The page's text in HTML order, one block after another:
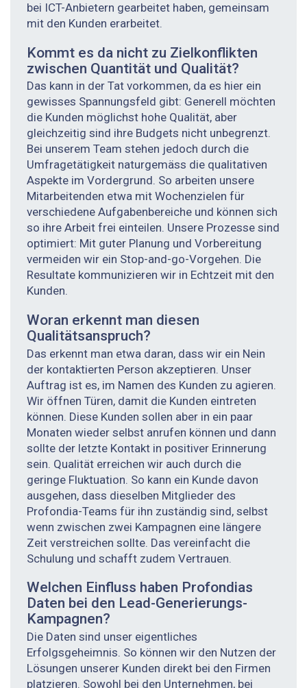
bei ICT-Anbietern gearbeitet haben, gemeinsam
mit den Kunden erarbeitet.
Kommt es da nicht zu Zielkonflikten
zwischen Quantität und ­Qualität?
Das kann in der Tat vorkommen, da es hier ein
gewisses Spannungsfeld gibt: Generell möchten
die Kunden möglichst hohe Qualität, aber
gleichzeitig sind ihre Budgets nicht unbegrenzt.
Bei unserem Team stehen jedoch durch die
Umfragetätigkeit naturgemäss die qualitativen
Aspekte im Vordergrund. So arbeiten unsere
Mitarbeitenden etwa mit Wochenzielen für
verschiedene Aufgabenbereiche und können sich
so ihre Arbeit frei einteilen. Unsere Prozesse sind
optimiert: Mit guter Planung und Vorbereitung
vermeiden wir ein Stop-and-go-Vorgehen. Die
Resultate kommunizieren wir in Echtzeit mit den
Kunden.
Woran erkennt man diesen
Qualitätsanspruch?
Das erkennt man etwa daran, dass wir ein Nein
der kontaktierten Person akzeptieren. Unser
Auftrag ist es, im Namen des Kunden zu agieren.
Wir öffnen Türen, damit die Kunden eintreten
können. Diese Kunden sollen aber in ein paar
Monaten wieder selbst anrufen können und dann
sollte der letzte Kontakt in positiver Erinnerung
sein. Qualität erreichen wir auch durch die
geringe Fluktua­tion. So kann ein Kunde davon
ausgehen, dass dieselben Mitglieder des
Profondia-Teams für ihn zuständig sind, selbst
wenn zwischen zwei Kampagnen eine längere
Zeit verstreichen sollte. Das vereinfacht die
Schulung und schafft zudem Vertrauen.
Welchen Einfluss haben Profondias
Daten bei den Lead-­Generierungs-
Kampagnen?
Die Daten sind unser eigentliches
Erfolgsgeheimnis. So können wir den Nutzen der
Lösungen unserer Kunden direkt bei den Firmen
platzieren. Sowohl bei den Unternehmen, bei